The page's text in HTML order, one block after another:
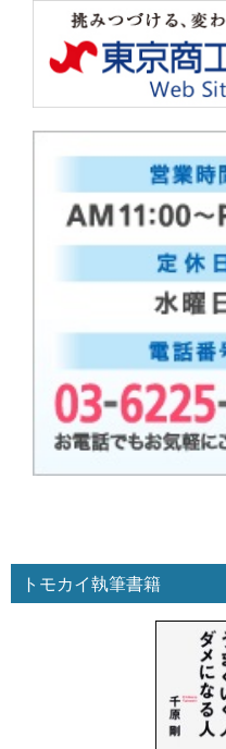
トモカイ執筆書籍